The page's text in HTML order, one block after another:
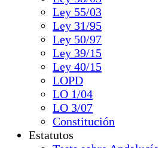
Ley 55/03
Ley 31/95
Ley 50/97
Ley 39/15
Ley 40/15
LOPD
LO 1/04
LO 3/07
Constitución
Estatutos